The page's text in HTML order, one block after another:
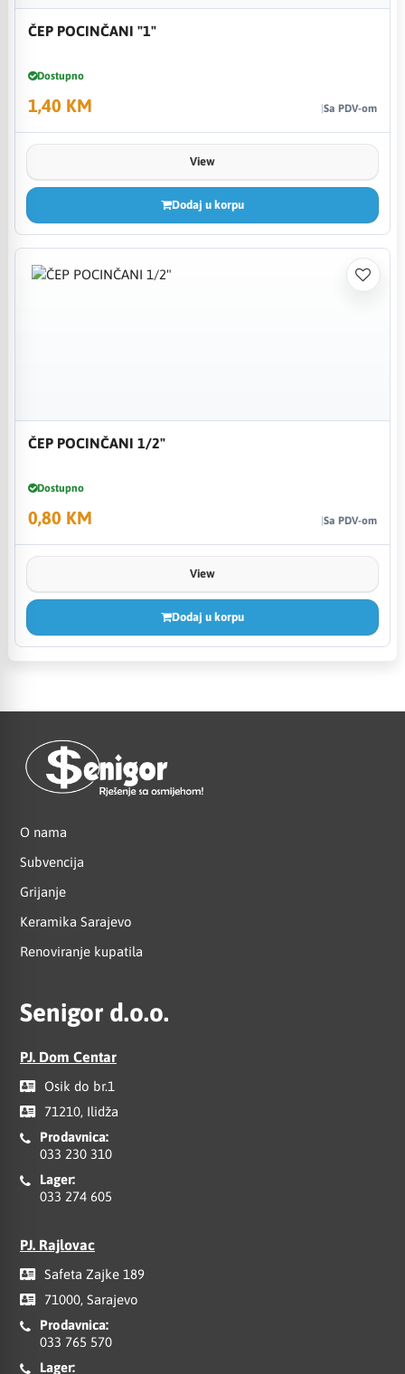
ČEP POCINČANI "1"
Dostupno
1,40 KM Sa PDV-om
View
Dodaj u korpu
ČEP POCINČANI 1/2"
Dostupno
0,80 KM Sa PDV-om
View
Dodaj u korpu
O nama
Subvencija
Grijanje
Keramika Sarajevo
Renoviranje kupatila
Senigor d.o.o.
PJ. Dom Centar
Osik do br.1
71210, Ilidža
Prodavnica:
033 230 310
Lager:
033 274 605
PJ. Rajlovac
Safeta Zajke 189
71000, Sarajevo
Prodavnica:
033 765 570
Lager: